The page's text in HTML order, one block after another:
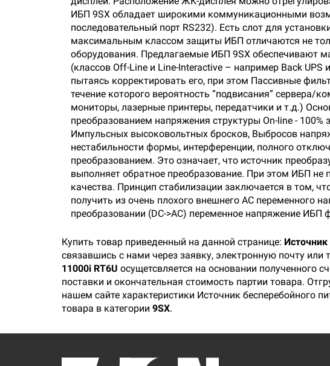
ИБП 9SX обладает широкими коммуникационными
последовательный порт RS232). Есть слот для
максимальным классом защиты ИБП отличаются не
оборудования. Предлагаемые ИБП 9SX обеспечивают
(классов Off-Line и Line-Interactive – например Back
пытаясь корректировать его, при этом Пассивные
течение которого вероятность “подвисания”
мониторы, лазерные принтеры, передатчики и т.д.)
преобразованием напряжения структуры On-line -
Импульсных высоковольтных бросков, Выбросов
нестабильности формы, интерференции, полного
преобразованием. Это означает, что источник
выполняет обратное преобразование. При этом ИБП не
качества. Принцип стабилизации заключается в том,
получить из очень плохого внешнего AC переменного
преобразовании (DC->AC) переменное напряжение ИБП
Купить товар приведенный на данной странице: Источник
связавшись с нами через заявку, электронную почту или
11000i RT6U осущетсвляется на основании полученного
поставки и окончательная стоимость партии товара.
нашем сайте характеристики Источник бесперебойного
товара в категории 9SX.